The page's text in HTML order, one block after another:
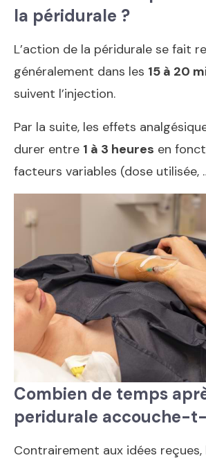
la péridurale ?
L’action de la péridurale se fait
généralement dans les 15 à 20
suivent l’injection.
Par la suite, les effets
durer entre 1 à 3 heures en
facteurs variables (dose utilisée,
Combien de temps
peridurale accouche-
Contrairement aux idées